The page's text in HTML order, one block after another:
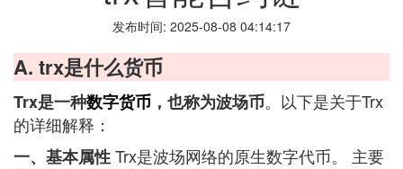
发布时间: 2025-08-08 04:14:17
A. trx是什么货币
Trx是一种数字货币 ，也称为波场币。以下是关于Trx
的详细解释：
一、基本属性Trx是波场网络的原生数字代币。 主要